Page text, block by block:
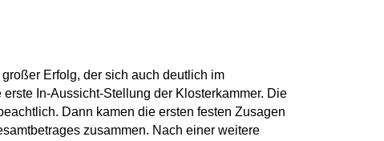
Erfolg, der sich auch deutlich im
In-Aussicht-Stellung der Klosterkammer. Die
Dann kamen die ersten festen Zusagen
zusammen. Nach einer weitere